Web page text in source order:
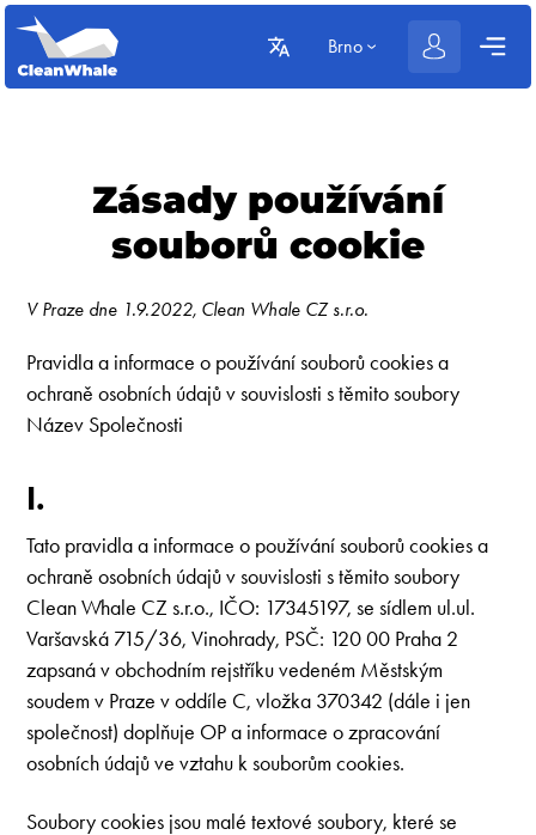
Brno
Zásady používání
souborů cookie
V Praze dne 1.9.2022, Clean Whale CZ s.r.o.
Pravidla a informace o používání souborů cookies a
ochraně osobních údajů v souvislosti s těmito soubory
Název Společnosti
I.
Tato pravidla a informace o používání souborů cookies a
ochraně osobních údajů v souvislosti s těmito soubory
Clean Whale CZ s.r.o., IČO: 17345197, se sídlem ul.ul.
Varšavská 715/36, Vinohrady, PSČ: 120 00 Praha 2
zapsaná v obchodním rejstříku vedeném Městským
soudem v Praze v oddíle C, vložka 370342 (dále i jen
společnost) doplňuje OP a informace o zpracování
osobních údajů ve vztahu k souborům cookies.
Soubory cookies jsou malé textové soubory, které se